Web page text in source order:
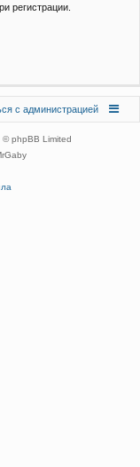
регистрации.
ся с администрацией
© phpBB Limited